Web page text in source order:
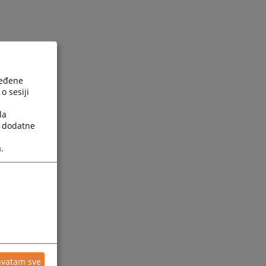
sesiji
sve